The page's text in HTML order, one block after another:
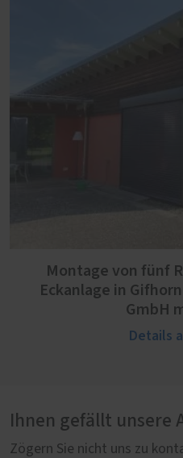
Montage von fünf
Eckanlage in
GmbH
Details
Ihnen gefällt unsere
Zögern Sie nicht uns zu